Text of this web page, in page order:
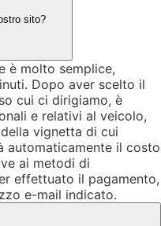
sito?
è molto semplice,
Dopo aver scelto il
cui ci dirigiamo, è
e relativi al veicolo,
vignetta di cui
automaticamente il costo
ai metodi di
effettuato il pagamento,
e-mail indicato.